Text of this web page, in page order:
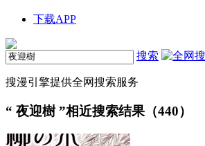
下载APP
搜索
搜漫引擎提供全网搜索服务
“ 夜迎樹”相近搜索结果（440）